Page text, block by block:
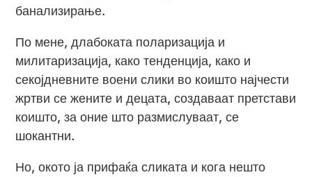
банализирање.
По мене, длабоката поларизација и
милитаризација, како тенденција, како и
секојдневните воени слики во коишто најчести
жртви се жените и децата, создаваат претстави
коишто, за оние што размислуваат, се
шокантни.
Но, окото ја прифаќа сликата и кога нешто